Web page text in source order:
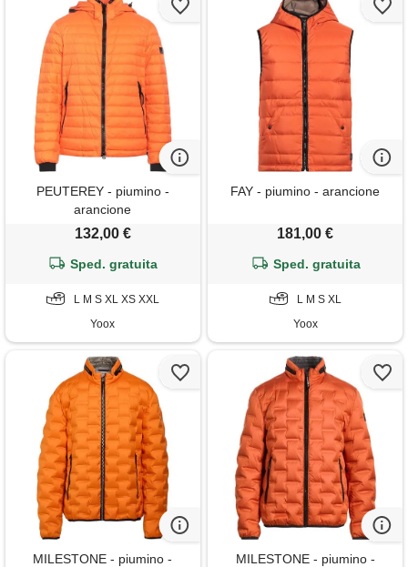
PEUTEREY - piumino -
arancione
132,00 €
Sped. gratuita
L M S XL XS XXL
Yoox
FAY - piumino - arancione
181,00 €
Sped. gratuita
L M S XL
Yoox
MILESTONE - piumino -
MILESTONE - piumino -